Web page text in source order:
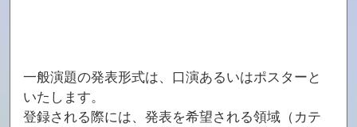
一般演題の発表形式は、口演あるいはポスターと
いたします。
登録される際には、発表を希望される領域（カテ